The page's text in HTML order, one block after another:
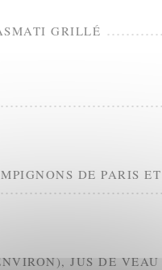
GRILLÉ
DE PARIS ET
JUS DE VEAU